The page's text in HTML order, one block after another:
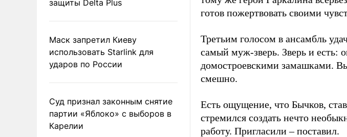
защиты Delta Plus
Маск запретил Киеву
использовать Starlink для
ударов по России
Суд признал законным снятие
партии «Яблоко» с выборов в
Карелии
готов пожертвовать своими
Третьим голосом в ансамбль
самый муж-зверь. Зверь и есть:
домостроевскими замашками.
смешно.
Есть ощущение, что Бычков,
стремился создать нечто
работу. Пригласили – поставил.